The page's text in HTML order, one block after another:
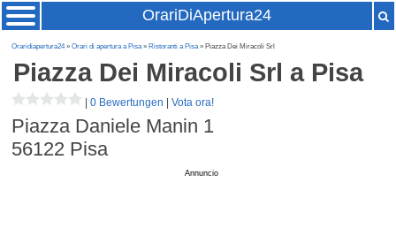
OrariDiApertura24
Oraridiapertura24»Orari di apertura a Pisa» Ristoranti a Pisa» Piazza Dei Miracoli Srl
Piazza Dei Miracoli Srl a Pisa
|0 Bewertungen |Vota ora!
Piazza Daniele Manin 1
56122 Pisa
Annuncio